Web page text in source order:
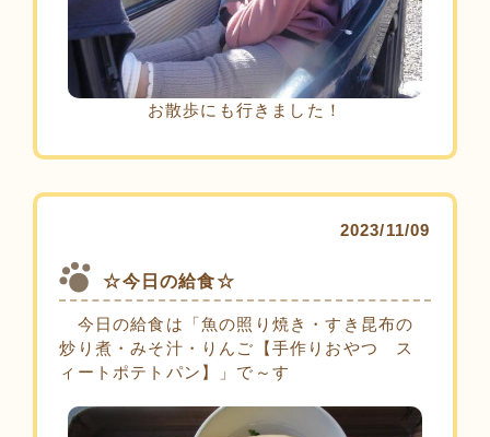
お散歩にも行きました！
2023/11/09
☆今日の給食☆
今日の給食は「魚の照り焼き・すき昆布の
炒り煮・みそ汁・りんご【手作りおやつ ス
ィートポテトパン】」で～す